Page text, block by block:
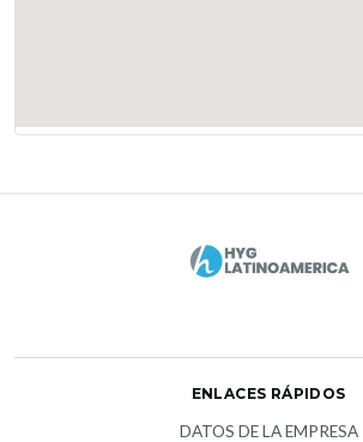
ENLACES RÁPIDOS
DATOS DE LA EMPRESA